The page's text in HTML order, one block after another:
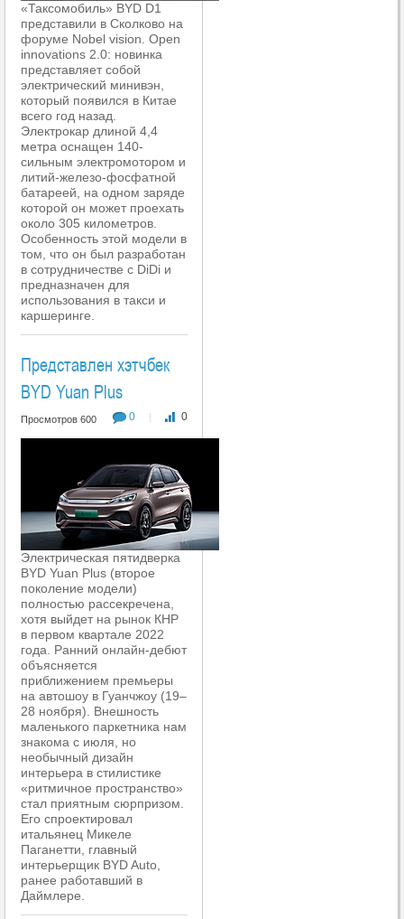
«Таксомобиль» BYD D1
представили в Сколково на
форуме Nobel vision. Open
innovations 2.0: новинка
представляет собой
электрический минивэн,
который появился в Китае
всего год назад.
Электрокар длиной 4,4
метра оснащен 140-
сильным электромотором и
литий-железо-фосфатной
батареей, на одном заряде
которой он может проехать
около 305 километров.
Особенность этой модели в
том, что он был разработан
в сотрудничестве с DiDi и
предназначен для
использования в такси и
каршеринге.
Представлен хэтчбек
BYD Yuan Plus
0 | 0
Просмотров 600
Электрическая пятидверка
BYD Yuan Plus (второе
поколение модели)
полностью рассекречена,
хотя выйдет на рынок КНР
в первом квартале 2022
года. Ранний онлайн-дебют
объясняется
приближением премьеры
на автошоу в Гуанчжоу (19–
28 ноября). Внешность
маленького паркетника нам
знакома с июля, но
необычный дизайн
интерьера в стилистике
«ритмичное пространство»
стал приятным сюрпризом.
Его спроектировал
итальянец Микеле
Паганетти, главный
интерьерщик BYD Auto,
ранее работавший в
Даймлере.